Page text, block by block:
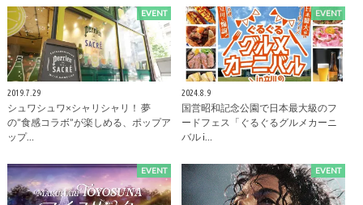
EVENT
2019.7.29
シュワシュワ×シャリシャリ！ 夢
の”食感コラボ”が楽しめる、ポップア
ップ…
EVENT
2024.8.9
国営昭和記念公園で日本最大級のフ
ードフェス「ぐるぐるグルメカーニ
バル i…
EVENT EVENT